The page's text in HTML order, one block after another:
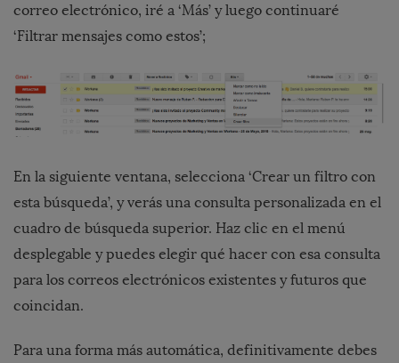
correo electrónico, iré a ‘Más’ y luego continuaré
‘Filtrar mensajes como estos’;
En la siguiente ventana, selecciona ‘Crear un filtro con
esta búsqueda’, y verás una consulta personalizada en el
cuadro de búsqueda superior. Haz clic en el menú
desplegable y puedes elegir qué hacer con esa consulta
para los correos electrónicos existentes y futuros que
coincidan.
Para una forma más automática, definitivamente debes